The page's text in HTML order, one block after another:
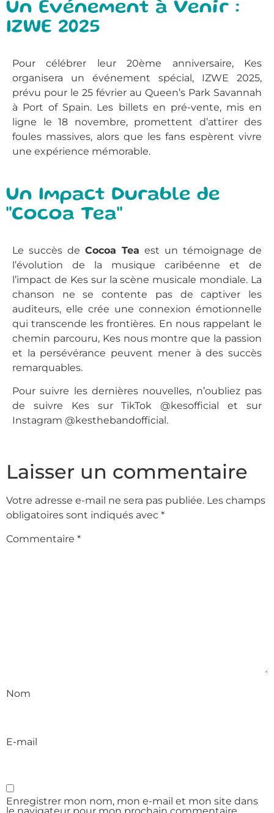
Un Événement à Venir :
IZWE 2025
Pour célébrer leur 20ème anniversaire, Kes
organisera un événement spécial, IZWE 2025,
prévu pour le 25 février au Queen’s Park Savannah
à Port of Spain. Les billets en pré-vente, mis en
ligne le 18 novembre, promettent d’attirer des
foules massives, alors que les fans espèrent vivre
une expérience mémorable.
Un Impact Durable de
"Cocoa Tea"
Le succès de Cocoa Tea est un témoignage de
l’évolution de la musique caribéenne et de
l’impact de Kes sur la scène musicale mondiale. La
chanson ne se contente pas de captiver les
auditeurs, elle crée une connexion émotionnelle
qui transcende les frontières. En nous rappelant le
chemin parcouru, Kes nous montre que la passion
et la persévérance peuvent mener à des succès
remarquables.
Pour suivre les dernières nouvelles, n’oubliez pas
de suivre Kes sur TikTok @kesofficial et sur
Instagram @kesthebandofficial.
Laisser un commentaire
Votre adresse e-mail ne sera pas publiée. Les champs
obligatoires sont indiqués avec *
Commentaire *
Nom
E-mail
Enregistrer mon nom, mon e-mail et mon site dans